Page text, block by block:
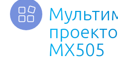
Мульти
проекто
MX505